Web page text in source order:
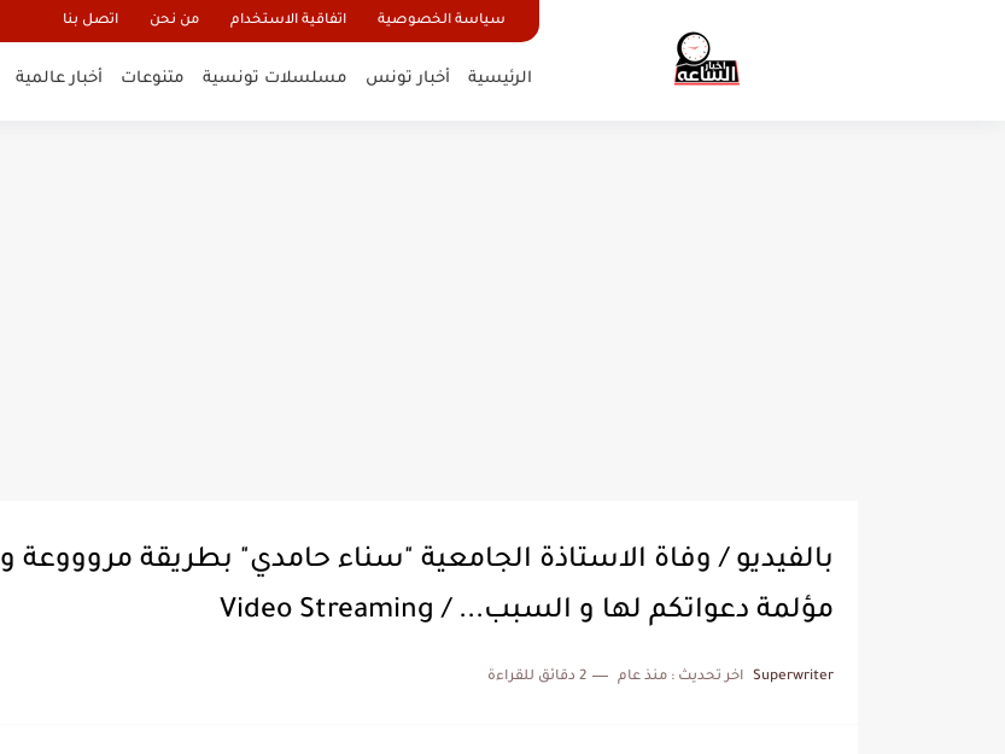
سياسة الخصوصية اتفاقية الاستخدام من نحن اتصل بنا
الرئيسية أخبار تونس مسلسلات تونسية متنوعات أخبار عالمية
بالفيديو / وفاة الاستاذة الجامعية "سناء حامدي" بطريقة مروووعة و
مؤلمة دعواتكم لها و السبب... / Video Streaming
Superwriter اخر تحديث : منذ عام 2 دقائق للقراءة